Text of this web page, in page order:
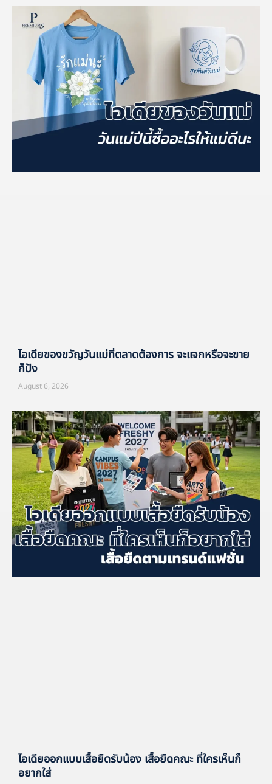
ไอเดียของขวัญวันแม่ที่ตลาดต้องการ จะแจกหรือจะขาย
ก็ปัง
August 6, 2026
ไอเดียออกแบบเสื้อยืดรับน้อง เสื้อยืดคณะ ที่ใครเห็นก็
อยากใส่